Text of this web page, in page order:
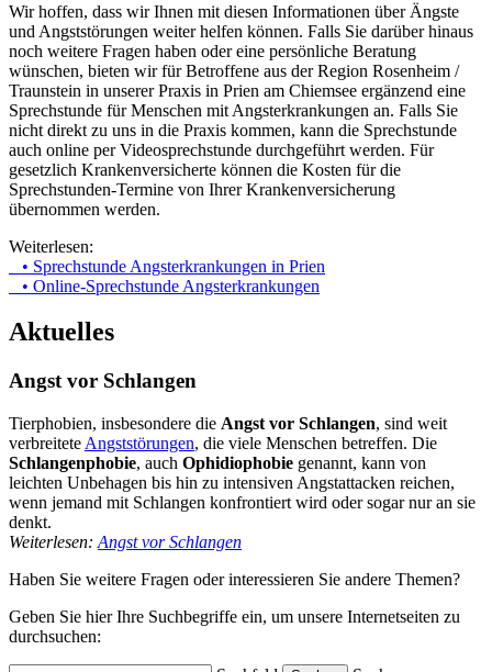
Wir hoffen, dass wir Ihnen mit diesen Informationen über Ängste
und Angststörungen weiter helfen können. Falls Sie darüber hinaus
noch weitere Fragen haben oder eine persönliche Beratung
wünschen, bieten wir für Betroffene aus der Region Rosenheim /
Traunstein in unserer Praxis in Prien am Chiemsee ergänzend eine
Sprechstunde für Menschen mit Angsterkrankungen an. Falls Sie
nicht direkt zu uns in die Praxis kommen, kann die Sprechstunde
auch online per Videosprechstunde durchgeführt werden. Für
gesetzlich Krankenversicherte können die Kosten für die
Sprechstunden-Termine von Ihrer Krankenversicherung
übernommen werden.
Weiterlesen:
• Sprechstunde Angsterkrankungen in Prien
• Online-Sprechstunde Angsterkrankungen
Aktuelles
Angst vor Schlangen
Tierphobien, insbesondere die Angst vor Schlangen, sind weit
verbreitete Angststörungen, die viele Menschen betreffen. Die
Schlangenphobie, auch Ophidiophobie genannt, kann von
leichten Unbehagen bis hin zu intensiven Angstattacken reichen,
wenn jemand mit Schlangen konfrontiert wird oder sogar nur an sie
denkt.
Weiterlesen: Angst vor Schlangen
Haben Sie weitere Fragen oder interessieren Sie andere Themen?
Geben Sie hier Ihre Suchbegriffe ein, um unsere Internetseiten zu
durchsuchen: